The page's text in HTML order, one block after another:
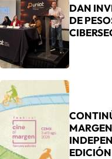
DAN
DE
EDICIÓN